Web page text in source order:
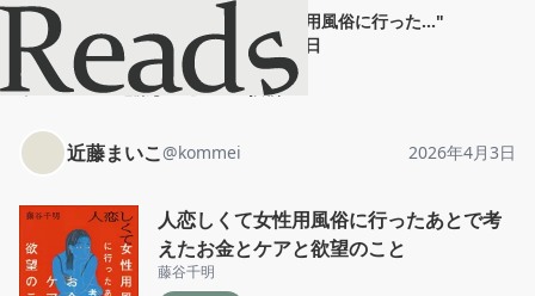
人恋しくて女性用風俗に行った..."
2026年4月3日
ホーム
近藤まいこ 投稿
近藤まいこ@kommei 2026年4月3日
人恋しくて女性用風俗に行ったあとで考
えたお金とケアと欲望のこと
藤谷千明